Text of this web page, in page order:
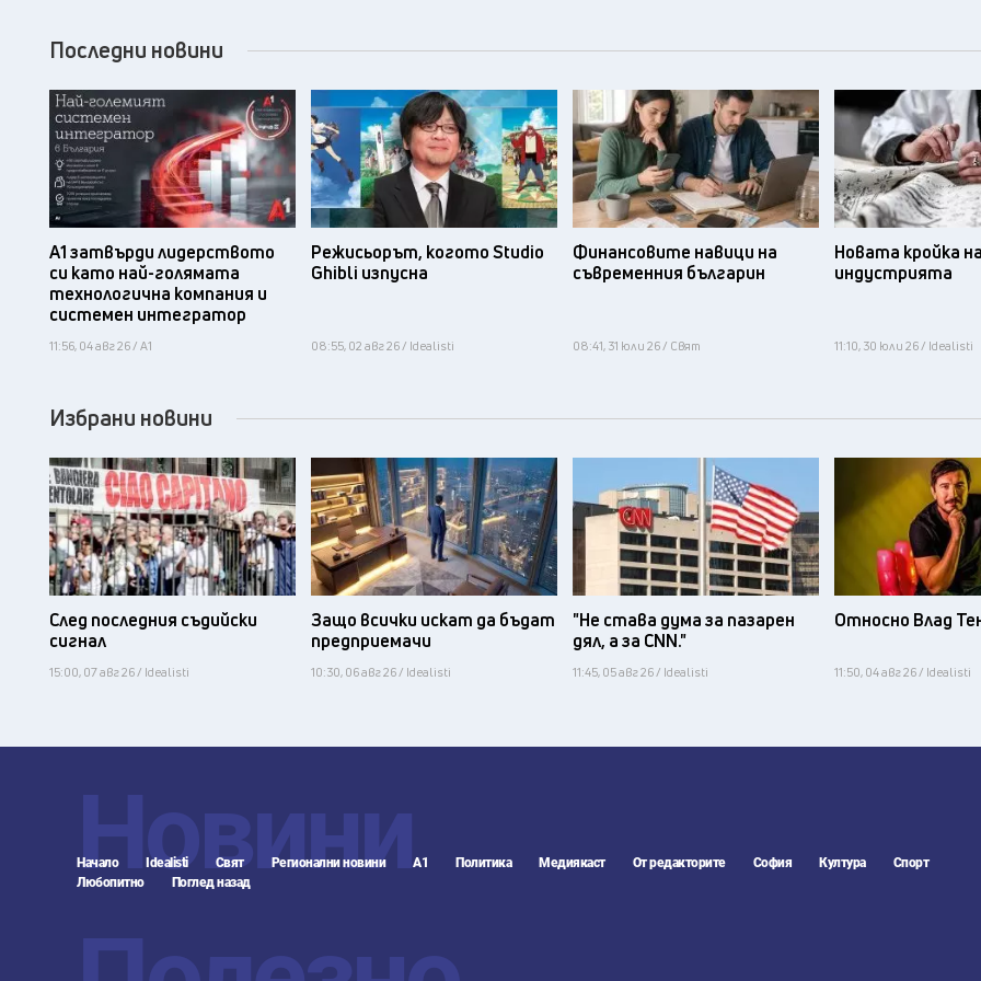
Последни новини
А1 затвърди лидерството
си като най-голямата
технологична компания и
системен интегратор
11:56, 04 авг 26 / А1
Режисьорът, когото Studio
Ghibli изпусна
08:55, 02 авг 26 / Idealisti
Финансовите навици на
съвременния българин
08:41, 31 юли 26 / Свят
Новата кройка
индустрията
11:10, 30 юли 26 / Idealisti
Избрани новини
След последния съдийски
сигнал
15:00, 07 авг 26 / Idealisti
Защо всички искат да бъдат
предприемачи
10:30, 06 авг 26 / Idealisti
"Не става дума за пазарен
дял, а за CNN."
11:45, 05 авг 26 / Idealisti
Относно Влад
11:50, 04 авг 26 / Idealisti
Новини
Начало Idealisti Свят Регионални новини А1 Политика Медиякаст От редакторите София Култура
Спорт
Любопитно
Поглед назад